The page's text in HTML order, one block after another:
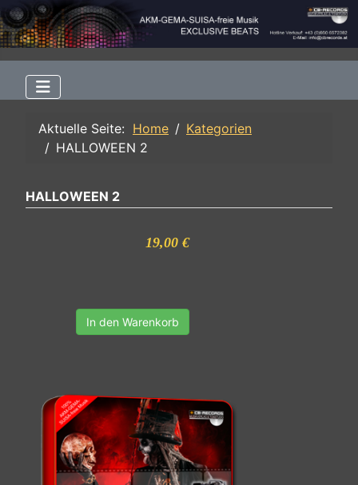
Aktuelle Seite: Home
Kategorien
HALLOWEEN 2
HALLOWEEN 2
19,00 €
In den Warenkorb